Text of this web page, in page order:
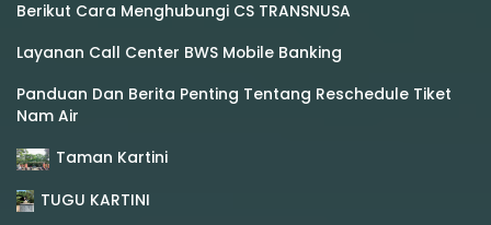
Berikut Cara Menghubungi CS TRANSNUSA
Layanan Call Center BWS Mobile Banking
Panduan Dan Berita Penting Tentang Reschedule Tiket
Nam Air
Taman Kartini
TUGU KARTINI